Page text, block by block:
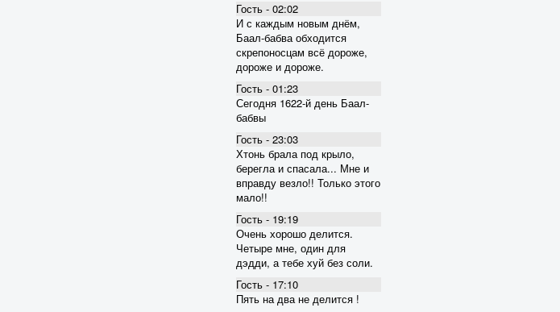
Гость - 02:02
И с каждым новым днём,
Баал-бабва обходится
скрепоносцам всё дороже,
дороже и дороже.
Гость - 01:23
Сегодня 1622-й день Баал-
бабвы
Гость - 23:03
Хтонь брала под крыло,
берегла и спасала... Мне и
вправду везло!! Только этого
мало!!
Гость - 19:19
Очень хорошо делится.
Четыре мне, один для
дэдди, а тебе хуй без соли.
Гость - 17:10
Пять на два не делится !